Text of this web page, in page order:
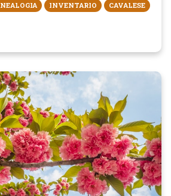
INVENTARIO CAVALESE